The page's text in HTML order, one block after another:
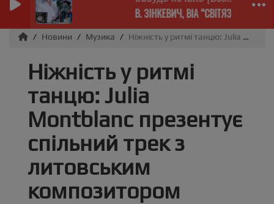
В. ЗІНКЕВИЧ, ВІА “СВІТЯЗЬ”
Новини Музика Ніжність у ритмі танцю: Julia Montblanc презентує спільний трек з литовським композитором
Ніжність у ритмі
танцю: Julia
Montblanc презентує
спільний трек з
литовським
композитором